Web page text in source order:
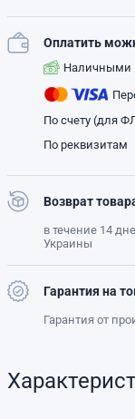
Оплатить
Наличными
По счету (для
По реквизитам
Возврат
в течение 14
Украины
Гарантия на
Гарантия от